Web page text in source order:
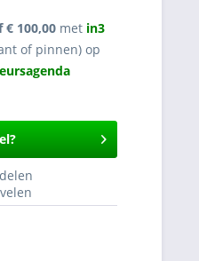
€ 100,00 met in3
of pinnen) op